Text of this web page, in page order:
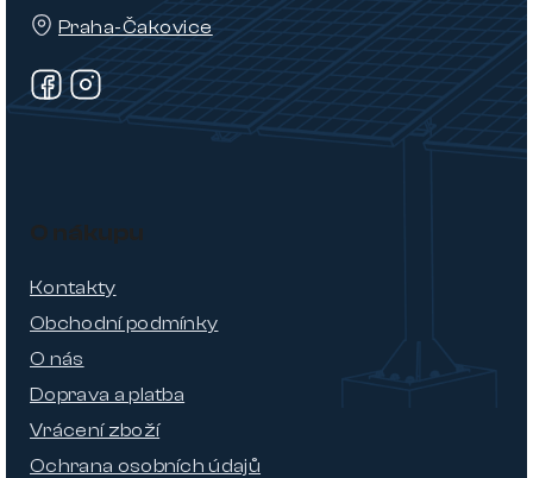
Praha-Čakovice
O nákupu
Kontakty
Obchodní podmínky
O nás
Doprava a platba
Vrácení zboží
Ochrana osobních údajů